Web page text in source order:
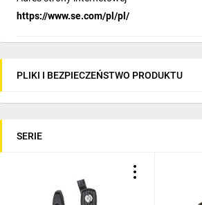
https://www.se.com/pl/pl/
PLIKI I BEZPIECZEŃSTWO PRODUKTU
SERIE